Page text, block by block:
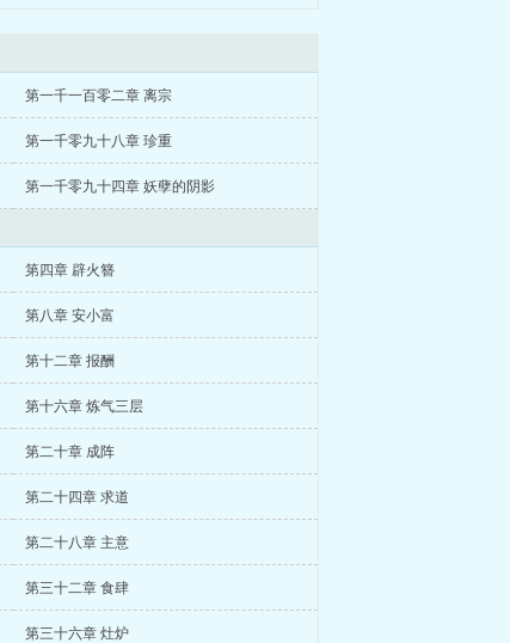
第一千一百零二章 离宗
第一千零九十八章 珍重
第一千零九十四章 妖孽的阴影
第四章 辟火簪
第八章 安小富
第十二章 报酬
第十六章 炼气三层
第二十章 成阵
第二十四章 求道
第二十八章 主意
第三十二章 食肆
第三十六章 灶炉